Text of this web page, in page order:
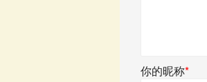
你的昵称*